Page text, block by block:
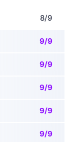
8/9
9/9
9/9
9/9
9/9
9/9